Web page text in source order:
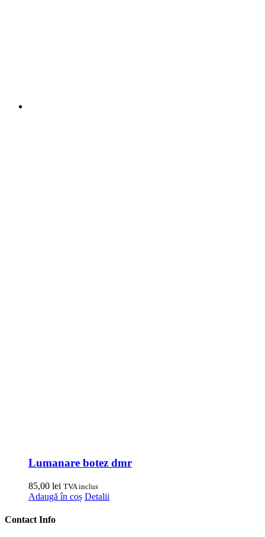
Lumanare botez dmr
85,00 lei TVA inclus
Adaugă în coș Detalii
Contact Info